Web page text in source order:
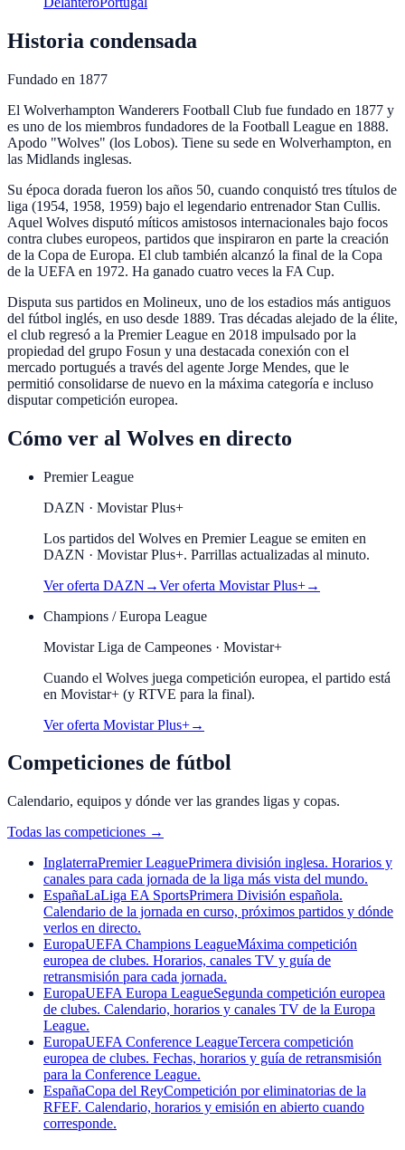
Historia condensada
Fundado en 1877
El Wolverhampton Wanderers Football Club fue fundado en 1877 y
es uno de los miembros fundadores de la Football League en 1888.
Apodo "Wolves" (los Lobos). Tiene su sede en Wolverhampton, en
las Midlands inglesas.
Su época dorada fueron los años 50, cuando conquistó tres títulos de
liga (1954, 1958, 1959) bajo el legendario entrenador Stan Cullis.
Aquel Wolves disputó míticos amistosos internacionales bajo focos
contra clubes europeos, partidos que inspiraron en parte la creación
de la Copa de Europa. El club también alcanzó la final de la Copa
de la UEFA en 1972. Ha ganado cuatro veces la FA Cup.
Disputa sus partidos en Molineux, uno de los estadios más antiguos
del fútbol inglés, en uso desde 1889. Tras décadas alejado de la élite,
el club regresó a la Premier League en 2018 impulsado por la
propiedad del grupo Fosun y una destacada conexión con el
mercado portugués a través del agente Jorge Mendes, que le
permitió consolidarse de nuevo en la máxima categoría e incluso
disputar competición europea.
Cómo ver al Wolves en directo
Premier League
DAZN · Movistar Plus+
Los partidos del Wolves en Premier League se emiten en
DAZN · Movistar Plus+. Parrillas actualizadas al minuto.
Ver oferta DAZN →Ver oferta Movistar Plus+→
Champions / Europa League
Movistar Liga de Campeones · Movistar+
Cuando el Wolves juega competición europea, el partido está
en Movistar+ (y RTVE para la final).
Ver oferta Movistar Plus+→
Competiciones de fútbol
Calendario, equipos y dónde ver las grandes ligas y copas.
Todas las competiciones →
InglaterraPremier LeaguePrimera división inglesa. Horarios y
canales para cada jornada de la liga más vista del mundo.
EspañaLaLiga EA SportsPrimera División española.
Calendario de la jornada en curso, próximos partidos y dónde
verlos en directo.
EuropaUEFA Champions LeagueMáxima competición
europea de clubes. Horarios, canales TV y guía de
retransmisión para cada jornada.
EuropaUEFA Europa LeagueSegunda competición europea
de clubes. Calendario, horarios y canales TV de la Europa
League.
EuropaUEFA Conference LeagueTercera competición
europea de clubes. Fechas, horarios y guía de retransmisión
para la Conference League.
EspañaCopa del ReyCompetición por eliminatorias de la
RFEF. Calendario, horarios y emisión en abierto cuando
corresponde.